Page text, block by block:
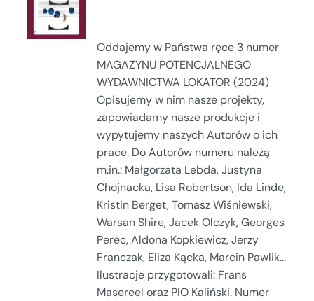
SZCZEGÓŁY
Oddajemy w Państwa ręce 3 numer
MAGAZYNU POTENCJALNEGO
WYDAWNICTWA LOKATOR (2024)
Opisujemy w nim nasze projekty,
zapowiadamy nasze produkcje i
wypytujemy naszych Autorów o ich
prace. Do Autorów numeru należą
m.in.: Małgorzata Lebda, Justyna
Chojnacka, Lisa Robertson, Ida Linde,
Kristin Berget, Tomasz Wiśniewski,
Warsan Shire, Jacek Olczyk, Georges
Perec, Aldona Kopkiewicz, Jerzy
Franczak, Eliza Kącka, Marcin Pawlik...
Ilustracje przygotowali: Frans
Masereel oraz PIO Kaliński. Numer